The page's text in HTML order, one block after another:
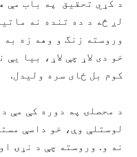
د کړي تحقیق په باب مې
لږ څه د ده تنده نه
وروسته زنگ و وهه زه
خو دی لاړ چې لاړ، بیا
کوم بل ځای سره ولیدل.
د محصلۍ په دوره کې مې
لوستلې وې، خو داسې
نه و. وروسته چې د نړۍ